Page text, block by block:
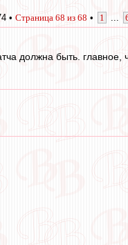
• Страница 68 из 68 • 1
должна быть. главное,